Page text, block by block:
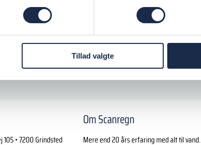
Tillad valgte
105 • 7200 Grindsted
Om Scanregn
Mere end 20 års erfaring med alt til vand.